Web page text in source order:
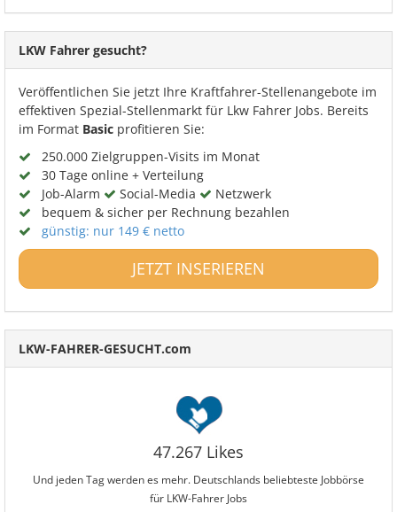
LKW Fahrer gesucht?
Veröffentlichen Sie jetzt Ihre Kraftfahrer-Stellenangebote im
effektiven Spezial-Stellenmarkt für Lkw Fahrer Jobs. Bereits
im Format Basic profitieren Sie:
250.000 Zielgruppen-Visits im Monat
30 Tage online + Verteilung
Job-Alarm
Social-Media
Netzwerk
bequem & sicher per Rechnung bezahlen
günstig: nur 149 € netto
JETZT INSERIEREN
LKW-FAHRER-GESUCHT.com
47.267 Likes
Und jeden Tag werden es mehr. Deutschlands beliebteste Jobbörse
für LKW-Fahrer Jobs